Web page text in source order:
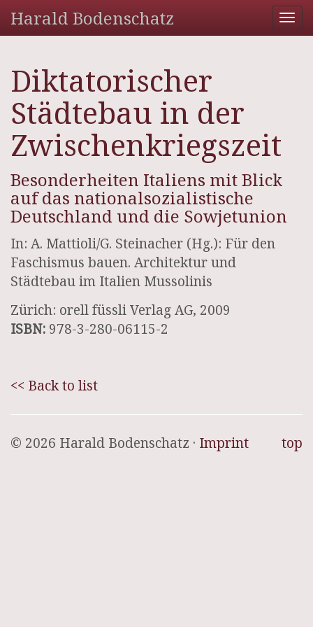
Harald Bodenschatz
Diktatorischer
Städtebau in der
Zwischenkriegszeit
Besonderheiten Italiens mit Blick
auf das nationalsozialistische
Deutschland und die Sowjetunion
In: A. Mattioli/G. Steinacher (Hg.): Für den
Faschismus bauen. Architektur und
Städtebau im Italien Mussolinis
Zürich: orell füssli Verlag AG, 2009
ISBN: 978-3-280-06115-2
<< Back to list
top
© 2026 Harald Bodenschatz · Imprint